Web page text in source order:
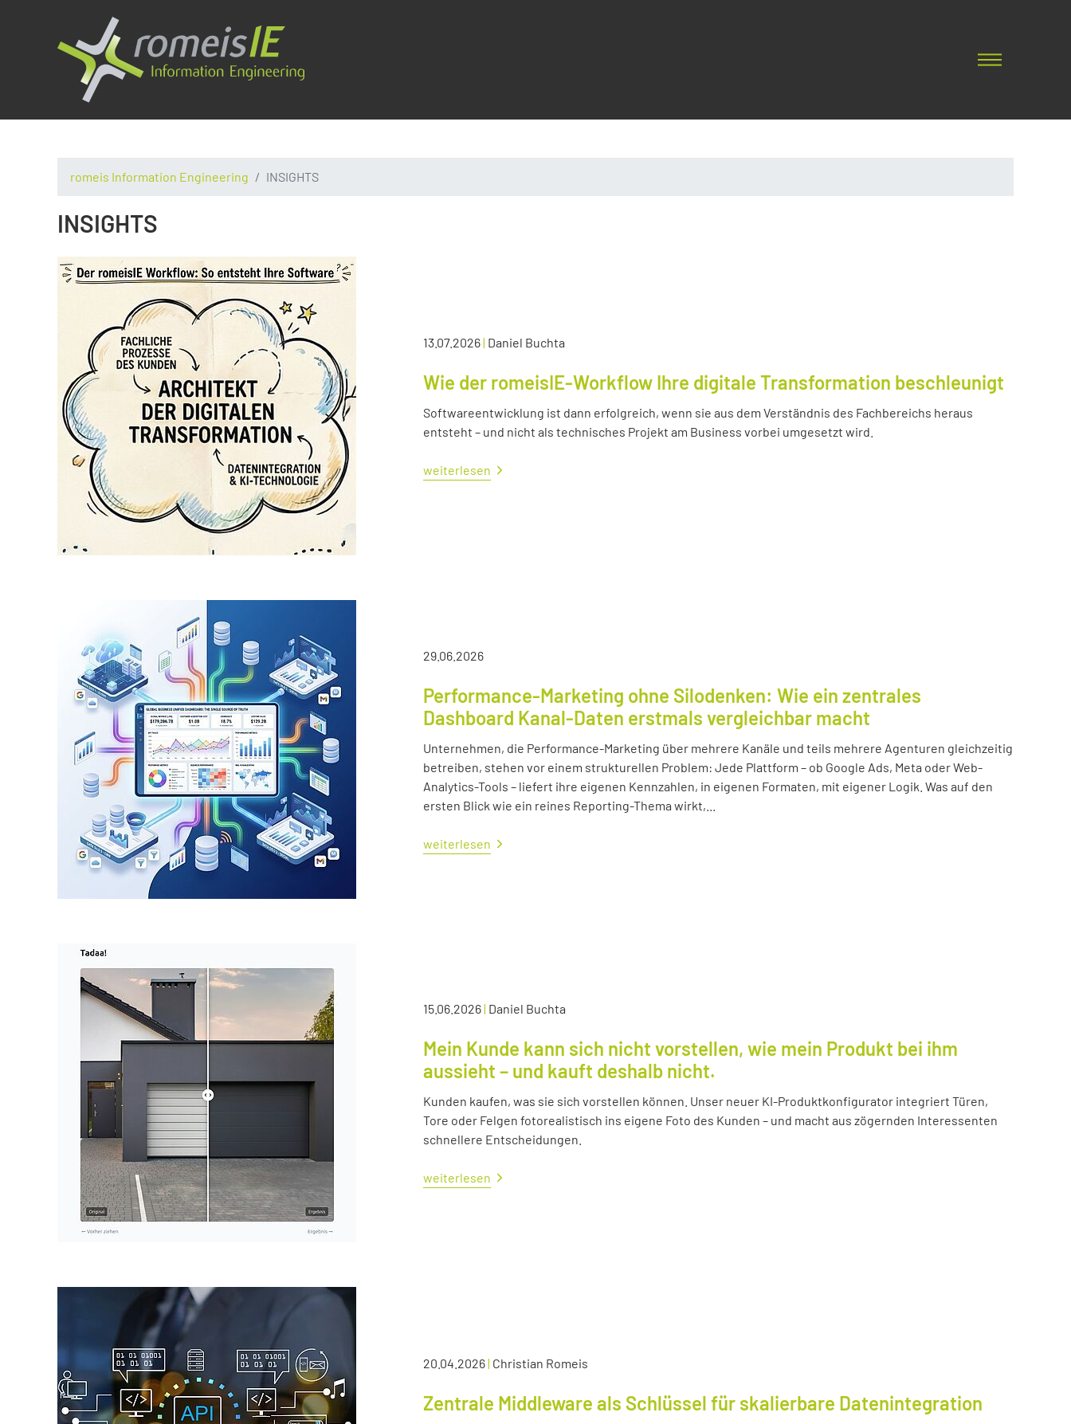
romeis Information Engineering INSIGHTS
INSIGHTS
13.07.2026| Daniel Buchta
Wie der romeisIE-Workflow Ihre digitale Transformation beschleunigt
Softwareentwicklung ist dann erfolgreich, wenn sie aus dem Verständnis des Fachbereichs heraus
entsteht – und nicht als technisches Projekt am Business vorbei umgesetzt wird.
weiterlesen
29.06.2026
Performance-Marketing ohne Silodenken: Wie ein zentrales
Dashboard Kanal-Daten erstmals vergleichbar macht
Unternehmen, die Performance-Marketing über mehrere Kanäle und teils mehrere Agenturen gleichzeitig
betreiben, stehen vor einem strukturellen Problem: Jede Plattform – ob Google Ads, Meta oder Web-
Analytics-Tools – liefert ihre eigenen Kennzahlen, in eigenen Formaten, mit eigener Logik. Was auf den
ersten Blick wie ein reines Reporting-Thema wirkt,...
weiterlesen
15.06.2026| Daniel Buchta
Mein Kunde kann sich nicht vorstellen, wie mein Produkt bei ihm
aussieht – und kauft deshalb nicht.
Kunden kaufen, was sie sich vorstellen können. Unser neuer KI-Produktkonfigurator integriert Türen,
Tore oder Felgen fotorealistisch ins eigene Foto des Kunden – und macht aus zögernden Interessenten
schnellere Entscheidungen.
weiterlesen
20.04.2026| Christian Romeis
Zentrale Middleware als Schlüssel für skalierbare Datenintegration